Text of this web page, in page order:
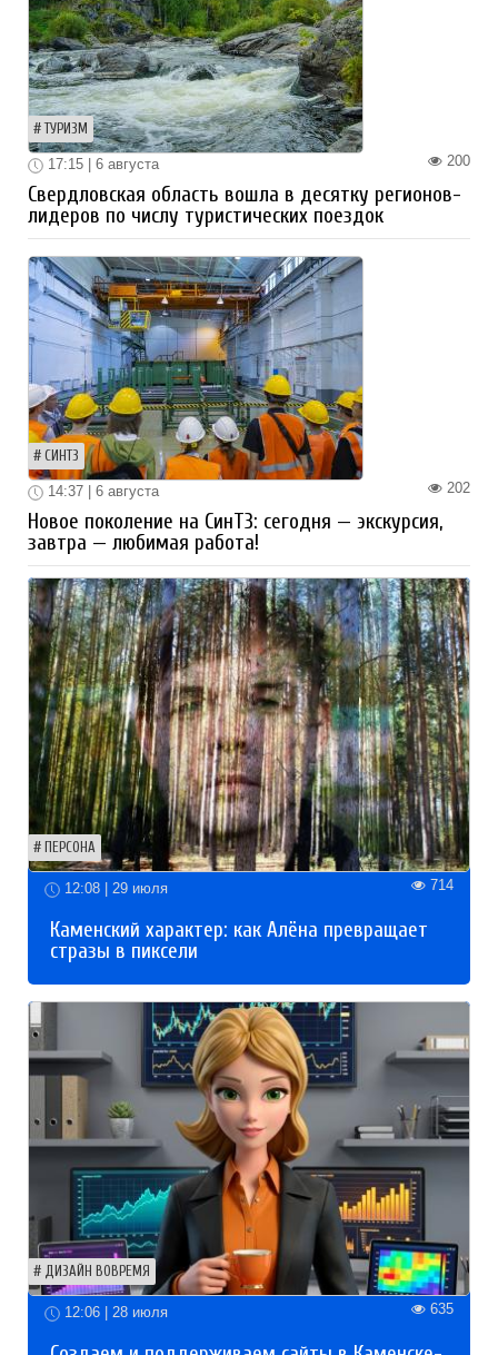
ТУРИЗМ
200
17:15 | 6 августа
Свердловская область вошла в десятку регионов-
лидеров по числу туристических поездок
СИНТЗ
202
14:37 | 6 августа
Новое поколение на СинТЗ: сегодня — экскурсия,
завтра — любимая работа!
ПЕРСОНА
12:08 | 29 июля 714
Каменский характер: как Алёна превращает
стразы в пиксели
ДИЗАЙН ВОВРЕМЯ
12:06 | 28 июля 635